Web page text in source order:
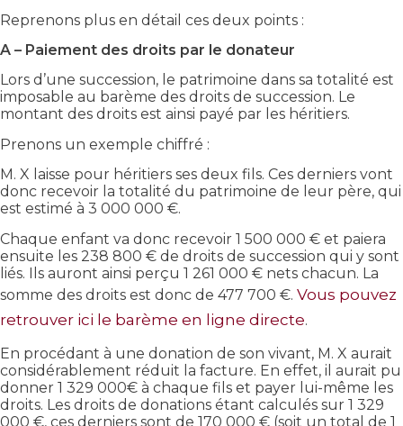
Reprenons plus en détail ces deux points :
A – Paiement des droits par le donateur
Lors d’une succession, le patrimoine dans sa totalité est
imposable au barème des droits de succession. Le
montant des droits est ainsi payé par les héritiers.
Prenons un exemple chiffré :
M. X laisse pour héritiers ses deux fils. Ces derniers vont
donc recevoir la totalité du patrimoine de leur père, qui
est estimé à 3 000 000 €.
Chaque enfant va donc recevoir 1 500 000 € et paiera
ensuite les 238 800 € de droits de succession qui y sont
liés. Ils auront ainsi perçu 1 261 000 € nets chacun. La
somme des droits est donc de 477 700 €. Vous pouvez
retrouver ici le barème en ligne directe.
En procédant à une donation de son vivant, M. X aurait
considérablement réduit la facture. En effet, il aurait pu
donner 1 329 000€ à chaque fils et payer lui-même les
droits. Les droits de donations étant calculés sur 1 329
000 €, ces derniers sont de 170 000 € (soit un total de 1